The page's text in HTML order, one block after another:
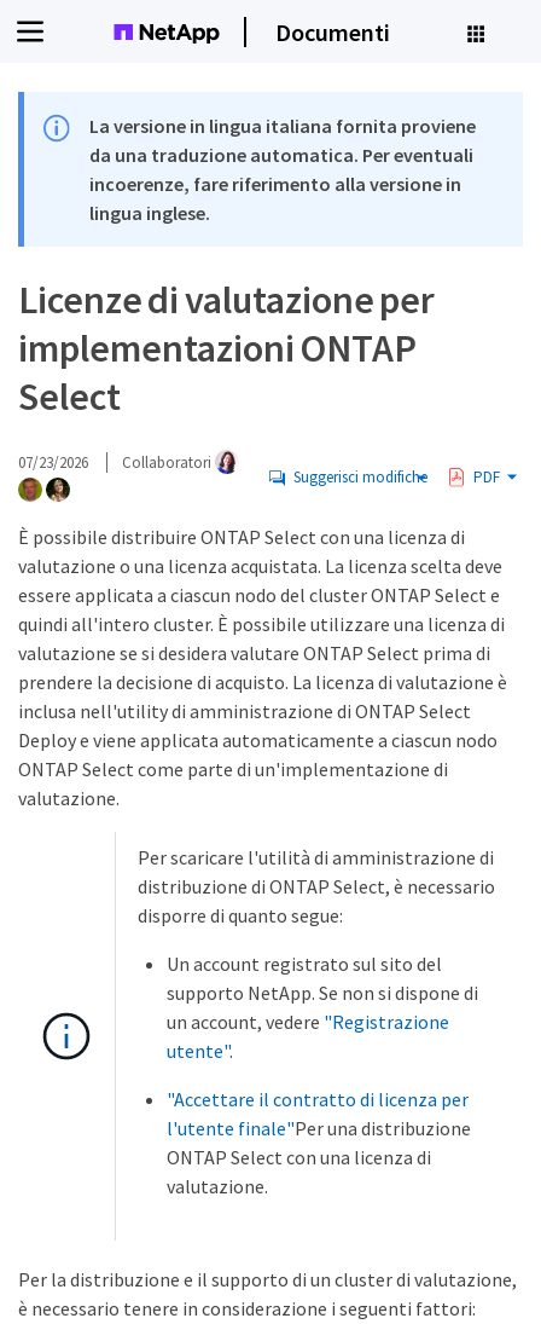
Documenti
La versione in lingua italiana fornita proviene
da una traduzione automatica. Per eventuali
incoerenze, fare riferimento alla versione in
lingua inglese.
Licenze di valutazione per
implementazioni ONTAP
Select
07/23/2026 Collaboratori
Suggerisci modifiche PDF
È possibile distribuire ONTAP Select con una licenza di
valutazione o una licenza acquistata. La licenza scelta deve
essere applicata a ciascun nodo del cluster ONTAP Select e
quindi all'intero cluster. È possibile utilizzare una licenza di
valutazione se si desidera valutare ONTAP Select prima di
prendere la decisione di acquisto. La licenza di valutazione è
inclusa nell'utility di amministrazione di ONTAP Select
Deploy e viene applicata automaticamente a ciascun nodo
ONTAP Select come parte di un'implementazione di
valutazione.
Per scaricare l'utilità di amministrazione di
distribuzione di ONTAP Select, è necessario
disporre di quanto segue:
Un account registrato sul sito del
supporto NetApp. Se non si dispone di
un account, vedere "Registrazione
utente".
"Accettare il contratto di licenza per
l'utente finale"Per una distribuzione
ONTAP Select con una licenza di
valutazione.
Per la distribuzione e il supporto di un cluster di valutazione,
è necessario tenere in considerazione i seguenti fattori: